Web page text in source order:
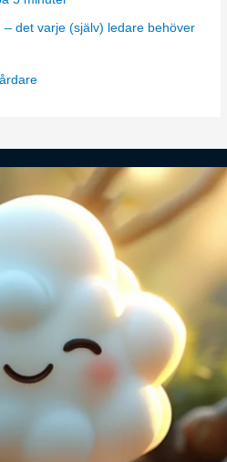
det varje (själv) ledare behöver